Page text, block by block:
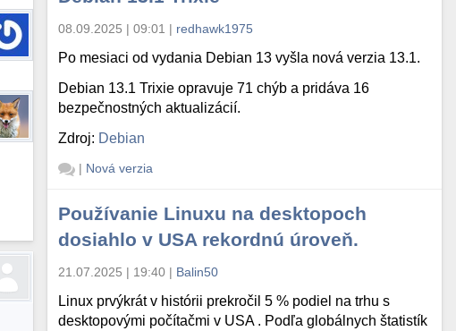
08.09.2025 | 09:01 | redhawk1975
Po mesiaci od vydania Debian 13 vyšla nová verzia 13.1.
Debian 13.1 Trixie opravuje 71 chýb a pridáva 16
bezpečnostných aktualizácií.
Zdroj: Debian
| Nová verzia
Používanie Linuxu na desktopoch
dosiahlo v USA rekordnú úroveň.
21.07.2025 | 19:40 | Balin50
Linux prvýkrát v histórii prekročil 5 % podiel na trhu s
desktopovými počítačmi v USA . Podľa globálnych štatistík